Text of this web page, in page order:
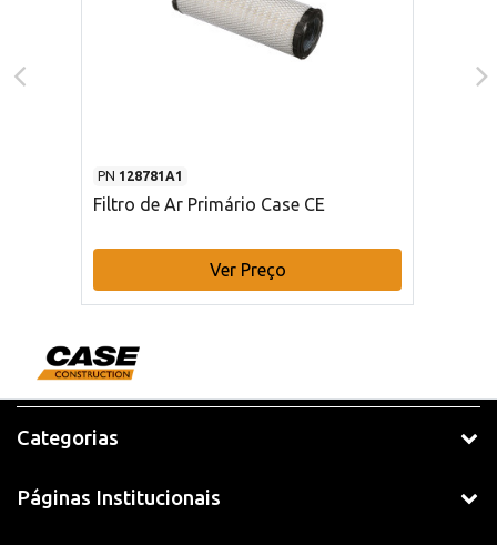
PN 128781A1
Filtro de Ar Primário Case CE
Ver Preço
Categorias
Páginas Institucionais